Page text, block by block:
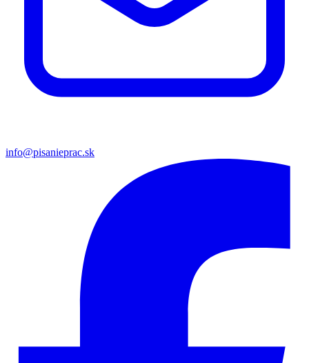
info@pisanieprac.sk